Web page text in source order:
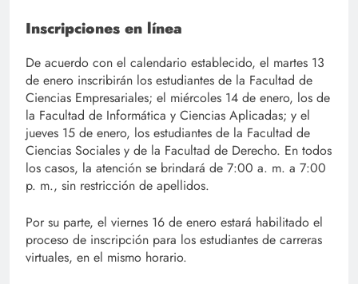
Inscripciones en línea
De acuerdo con el calendario establecido, el martes 13
de enero inscribirán los estudiantes de la Facultad de
Ciencias Empresariales; el miércoles 14 de enero, los de
la Facultad de Informática y Ciencias Aplicadas; y el
jueves 15 de enero, los estudiantes de la Facultad de
Ciencias Sociales y de la Facultad de Derecho. En todos
los casos, la atención se brindará de 7:00 a. m. a 7:00
p. m., sin restricción de apellidos.
Por su parte, el viernes 16 de enero estará habilitado el
proceso de inscripción para los estudiantes de carreras
virtuales, en el mismo horario.